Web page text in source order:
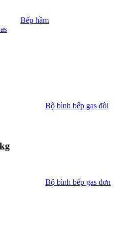
Bếp hầm
Bộ bình bếp gas đôi
Bộ bình bếp gas đơn